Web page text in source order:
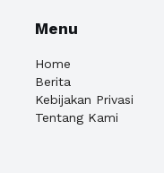
Menu
Home
Berita
Kebijakan Privasi
Tentang Kami